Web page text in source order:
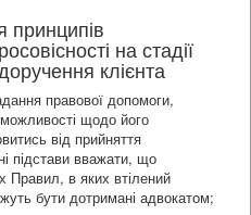
принципів
на стадії
клієнта
правової допомоги,
щодо його
від прийняття
підстави вважати, що
Правил, в яких втілений
бути дотримані адвокатом;